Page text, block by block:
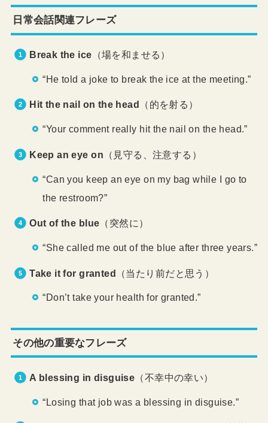
日常会話関連フレーズ
Break the ice （場を和ませる）
“He told a joke to break the ice at the meeting.”
Hit the nail on the head （的を射る）
“Your comment really hit the nail on the head.”
Keep an eye on （見守る、注意する）
“Can you keep an eye on my bag while I go to
the restroom?”
Out of the blue （突然に）
“She called me out of the blue after three years.”
Take it for granted （当たり前だと思う）
“Don’t take your health for granted.”
その他の重要なフレーズ
A blessing in disguise （不幸中の幸い）
“Losing that job was a blessing in disguise.”